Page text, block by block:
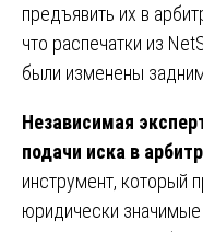
предъявить их в
что распечатки из
были изменены
Независимая
подачи иска в
инструмент, который
юридически